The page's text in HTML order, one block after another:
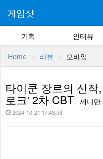
게임샷
기획 인터뷰
Home 리뷰 모바일
타이쿤 장르의 신
로크' 2차 CBT 제니만
2024-10-21 17:43:53